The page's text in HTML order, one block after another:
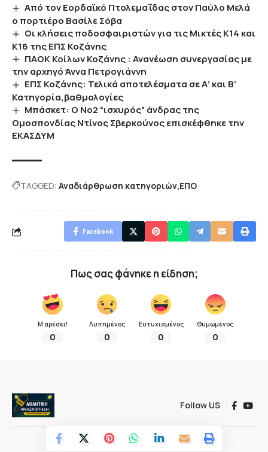
Από τον Εορδαϊκό Πτολεμαΐδας στον Παύλο Μελά
ο πορτιέρο Βασίλε Σόβα
Oι κλήσεις ποδοσφαιριστών για τις Μικτές Κ14 και
Κ16 της ΕΠΣ Κοζάνης
ΠΑΟΚ Κοίλων Κοζάνης : Ανανέωση συνεργασίας με
την αρχηγό Άννα Πετρογιάννη
ΕΠΣ Κοζάνης: Τελικά αποτελέσματα σε Α’ και Β’
Κατηγορία,βαθμολογίες
Μπάσκετ: Ο Νο2 “ισχυρός” άνδρας της
Ομοσπονδίας Ντίνος Σβερκούνος επισκέφθηκε την
ΕΚΑΣΔΥΜ
TAGGED: Αναδιάρθρωση κατηγοριών ΕΠΟ
Facebook
Πως σας φάνηκε η είδηση;
Μ αρέσει!
0
Λυπημένος
0
Ευτυχισμένος
0
Θυμωμένος
0
Follow US
© 2022 Αθλητική ανασκόπηση